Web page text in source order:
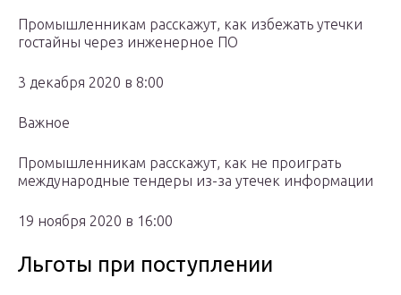
Промышленникам расскажут, как избежать утечки
гостайны через инженерное ПО
3 декабря 2020 в 8:00
Важное
Промышленникам расскажут, как не проиграть
международные тендеры из-за утечек информации
19 ноября 2020 в 16:00
Льготы при поступлении